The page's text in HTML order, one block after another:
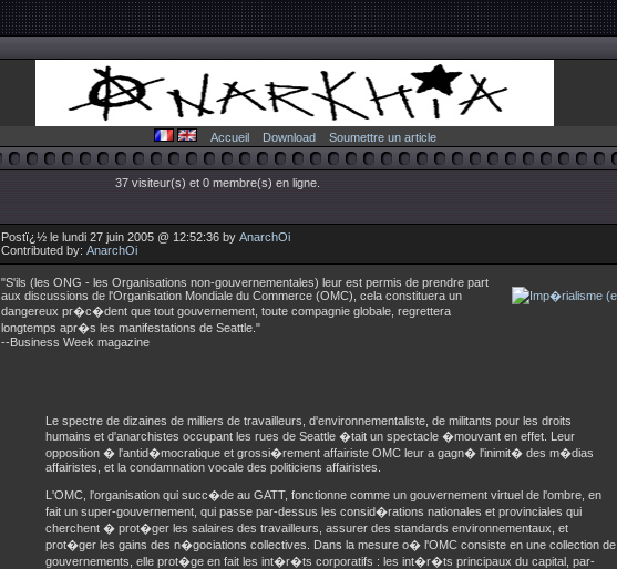
Accueil Download Soumettre un article
37 visiteur(s) et 0 membre(s) en ligne.
Postï¿½ le lundi 27 juin 2005 @ 12:52:36 by AnarchOi
Contributed by: AnarchOi
"S'ils (les ONG - les Organisations non-gouvernementales) leur est permis de prendre part
aux discussions de l'Organisation Mondiale du Commerce (OMC), cela constituera un
dangereux pr�c�dent que tout gouvernement, toute compagnie globale, regrettera
longtemps apr�s les manifestations de Seattle."
--Business Week magazine
Le spectre de dizaines de milliers de travailleurs, d'environnementaliste, de militants pour les droits
humains et d'anarchistes occupant les rues de Seattle �tait un spectacle �mouvant en effet. Leur
opposition � l'antid�mocratique et grossi�rement affairiste OMC leur a gagn� l'inimit� des m�dias
affairistes, et la condamnation vocale des politiciens affairistes.
L'OMC, l'organisation qui succ�de au GATT, fonctionne comme un gouvernement virtuel de l'ombre, en
fait un super-gouvernement, qui passe par-dessus les consid�rations nationales et provinciales qui
cherchent � prot�ger les salaires des travailleurs, assurer des standards environnementaux, et
prot�ger les gains des n�gociations collectives. Dans la mesure o� l'OMC consiste en une collection de
gouvernements, elle prot�ge en fait les int�r�ts corporatifs : les int�r�ts principaux du capital, par-